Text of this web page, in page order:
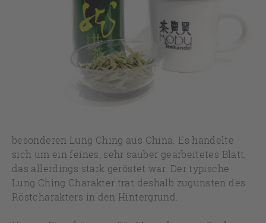
besonderen Lung Ching aus China. Es handelte
sich um ein feines, sehr sauber gearbeitetes Blatt,
das allerdings stark geröstet war. Der typische
Lung Ching Charakter trat deshalb zugunsten des
Röstcharakters in den Hintergrund.